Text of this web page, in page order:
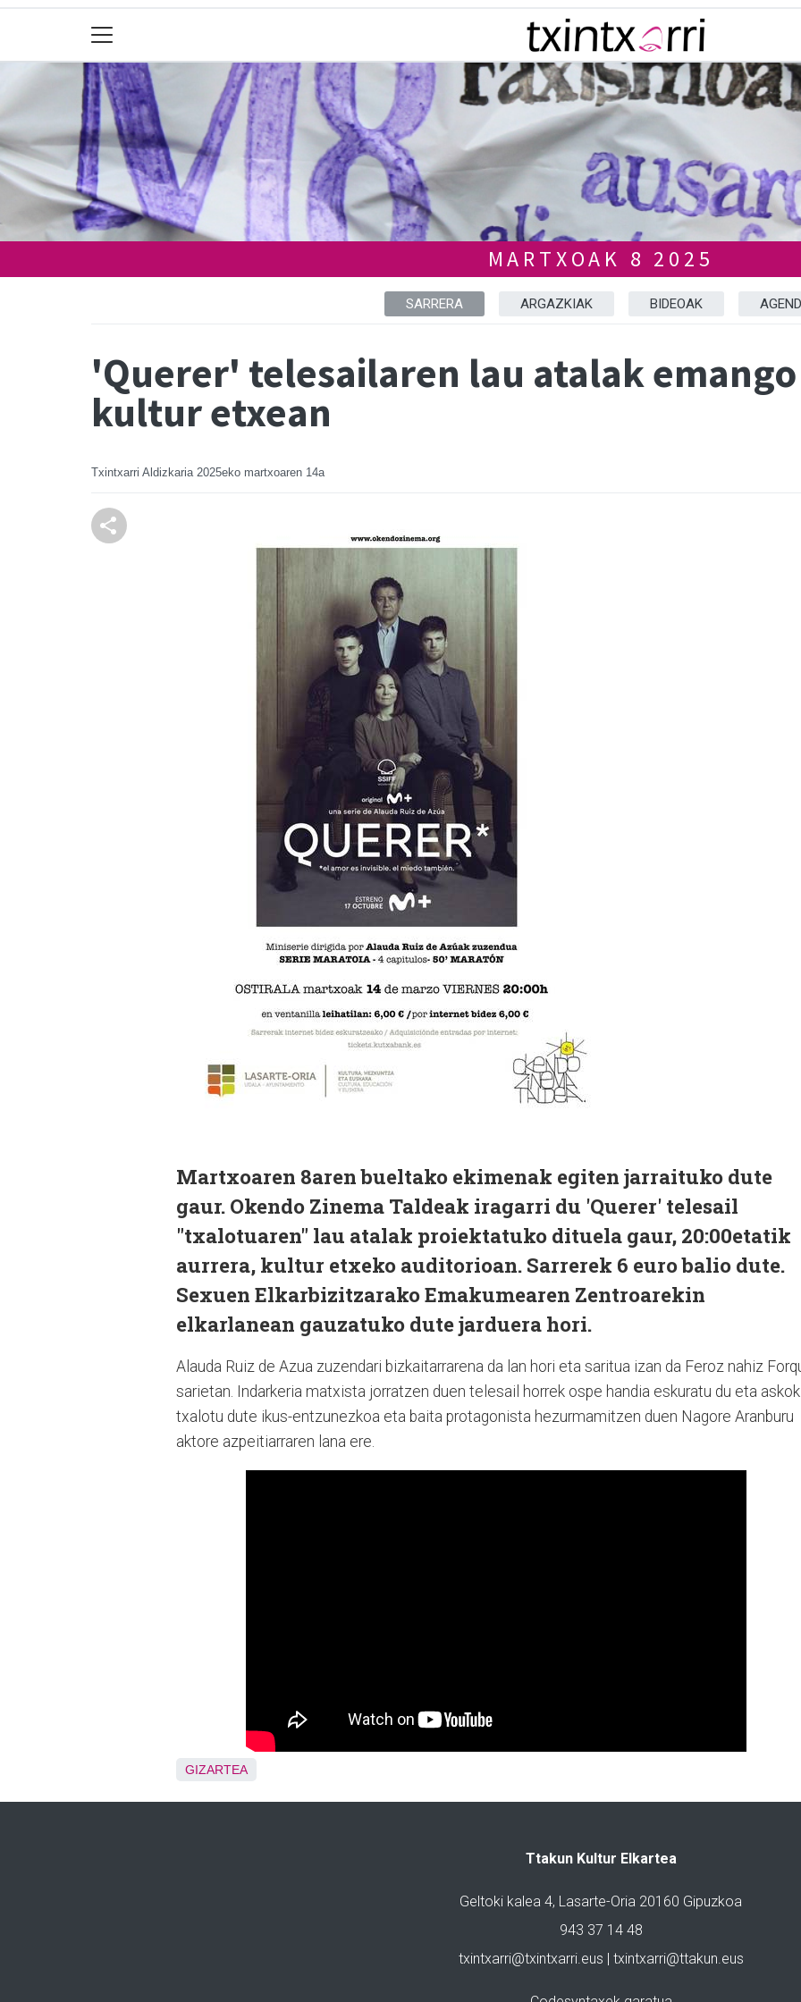
MARTXOAK 8 2025
SARRERA ARGAZKIAK BIDEOAK
'Querer' telesailaren lau atalak
kultur etxean
Txintxarri Aldizkaria 2025eko martxoaren 14a
Martxoaren 8aren bueltako ekimenak egiten jarraituko dute
gaur. Okendo Zinema Taldeak iragarri du 'Querer' telesail
"txalotuaren" lau atalak proiektatuko dituela gaur, 20:00etatik
aurrera, kultur etxeko auditorioan. Sarrerek 6 euro balio dute.
Sexuen Elkarbizitzarako Emakumearen Zentroarekin
elkarlanean gauzatuko dute jarduera hori.
Alauda Ruiz de Azua zuzendari bizkaitarrarena da lan hori eta saritua izan da Feroz nahiz
sarietan. Indarkeria matxista jorratzen duen telesail horrek ospe handia eskuratu du eta askok
txalotu dute ikus-entzunezkoa eta baita protagonista hezurmamitzen duen Nagore Aranburu
aktore azpeitiarraren lana ere.
GIZARTEA
Ttakun Kultur Elkartea
Geltoki kalea 4, Lasarte-Oria 20160 Gipuzkoa
943 37 14 48
txintxarri@txintxarri.eus | txintxarri@ttakun.eus